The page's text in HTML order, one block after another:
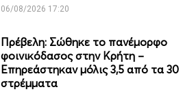
06/08/2026 17:20
Πρέβελη: Σώθηκε το πανέμορφο
φοινικόδασος στην Κρήτη –
Επηρεάστηκαν μόλις 3,5 από τα 30
στρέμματα